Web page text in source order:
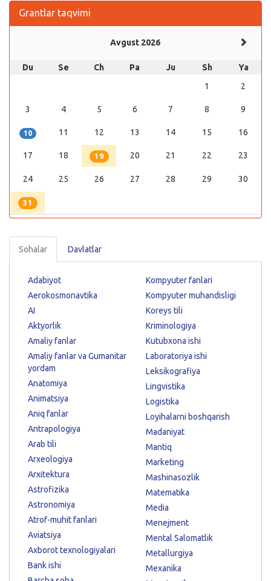
Grantlar taqvimi
Avgust 2026
Du Se Ch Pa Ju Sh
Ya
1
2
3 4 5 6 7 8 9
10 11 12 13 14 15 16
17 18 19 20 21 22 23
24 25 26 27 28 29 30
31
Sohalar Davlatlar
Adabiyot
Aerokosmonavtika
AI
Aktyorlik
Amaliy fanlar
Amaliy fanlar va Gumanitar
yordam
Anatomiya
Animatsiya
Aniq fanlar
Antrapologiya
Arab tili
Arxeologiya
Arxitektura
Astrofizika
Astronomiya
Atrof-muhit fanlari
Aviatsiya
Axborot texnologiyalari
Bank ishi
Kompyuter fanlari
Kompyuter muhandisligi
Koreys tili
Kriminologiya
Kutubxona ishi
Laboratoriya ishi
Leksikografiya
Lingvistika
Logistika
Loyihalarni boshqarish
Madaniyat
Mantiq
Marketing
Mashinasozlik
Matematika
Media
Menejment
Mental Salomatlik
Metallurgiya
Mexanika